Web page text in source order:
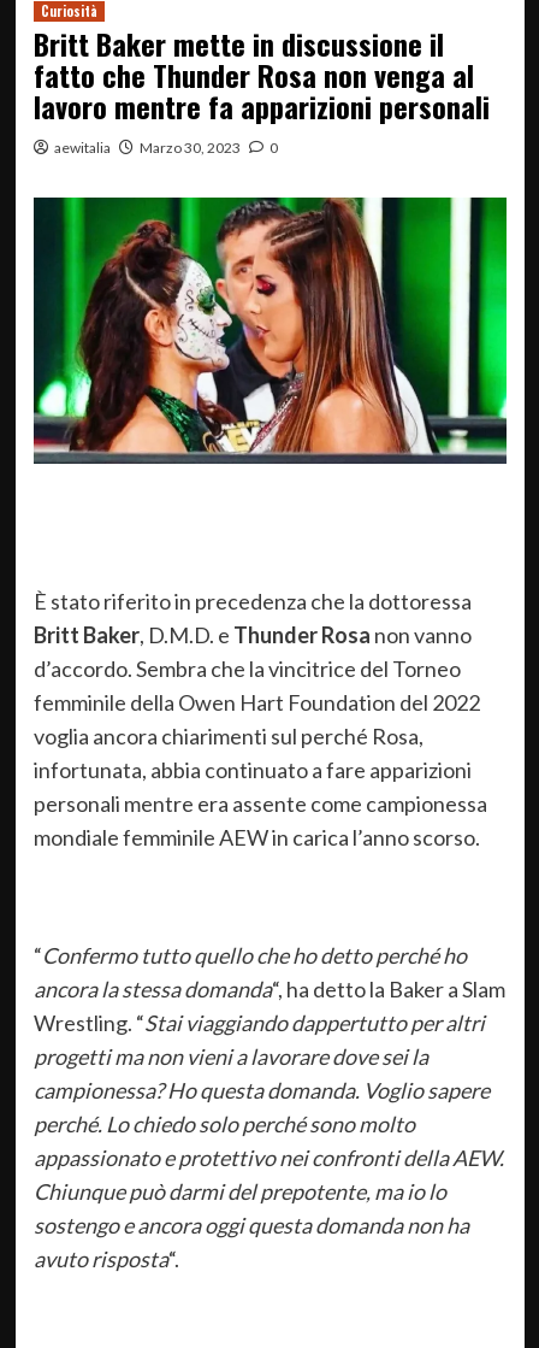
Curiosità
Britt Baker mette in discussione il
fatto che Thunder Rosa non venga al
lavoro mentre fa apparizioni personali
aewitalia Marzo 30, 2023 0
È stato riferito in precedenza che la dottoressa
Britt Baker, D.M.D. e Thunder Rosa non vanno
d’accordo. Sembra che la vincitrice del Torneo
femminile della Owen Hart Foundation del 2022
voglia ancora chiarimenti sul perché Rosa,
infortunata, abbia continuato a fare apparizioni
personali mentre era assente come campionessa
mondiale femminile AEW in carica l’anno scorso.
“Confermo tutto quello che ho detto perché ho
ancora la stessa domanda“, ha detto la Baker a Slam
Wrestling. “Stai viaggiando dappertutto per altri
progetti ma non vieni a lavorare dove sei la
campionessa? Ho questa domanda. Voglio sapere
perché. Lo chiedo solo perché sono molto
appassionato e protettivo nei confronti della AEW.
Chiunque può darmi del prepotente, ma io lo
sostengo e ancora oggi questa domanda non ha
avuto risposta“.